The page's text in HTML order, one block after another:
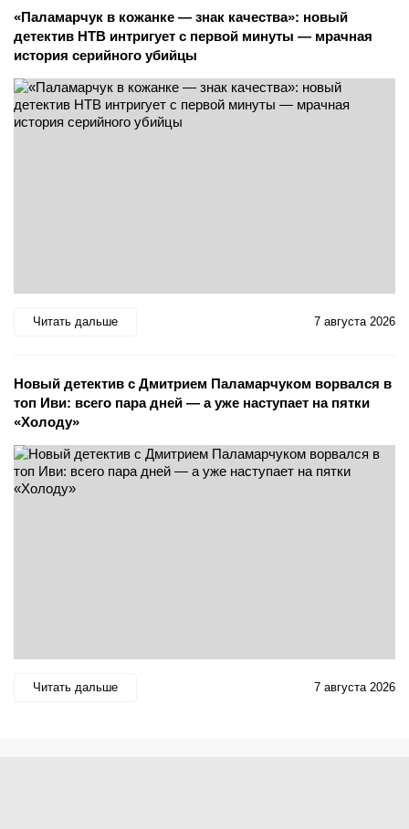
«Паламарчук в кожанке — знак качества»: новый
детектив НТВ интригует с первой минуты — мрачная
история серийного убийцы
Читать дальше 7 августа 2026
Новый детектив с Дмитрием Паламарчуком ворвался в
топ Иви: всего пара дней — а уже наступает на пятки
«Холоду»
Читать дальше 7 августа 2026